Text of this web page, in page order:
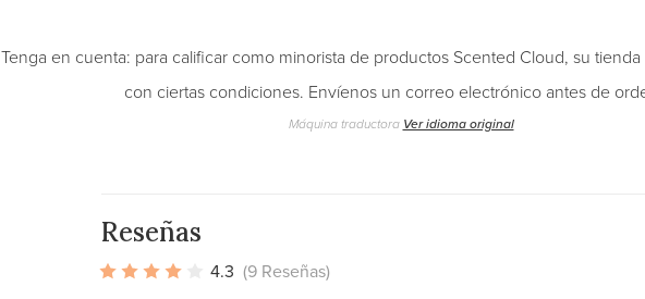
Tenga en cuenta: para calificar como minorista de productos Scented Cloud, su
con ciertas condiciones. Envíenos un correo electrónico antes de
Máquina traductora Ver idioma original
Reseñas
4.3 (9 Reseñas)